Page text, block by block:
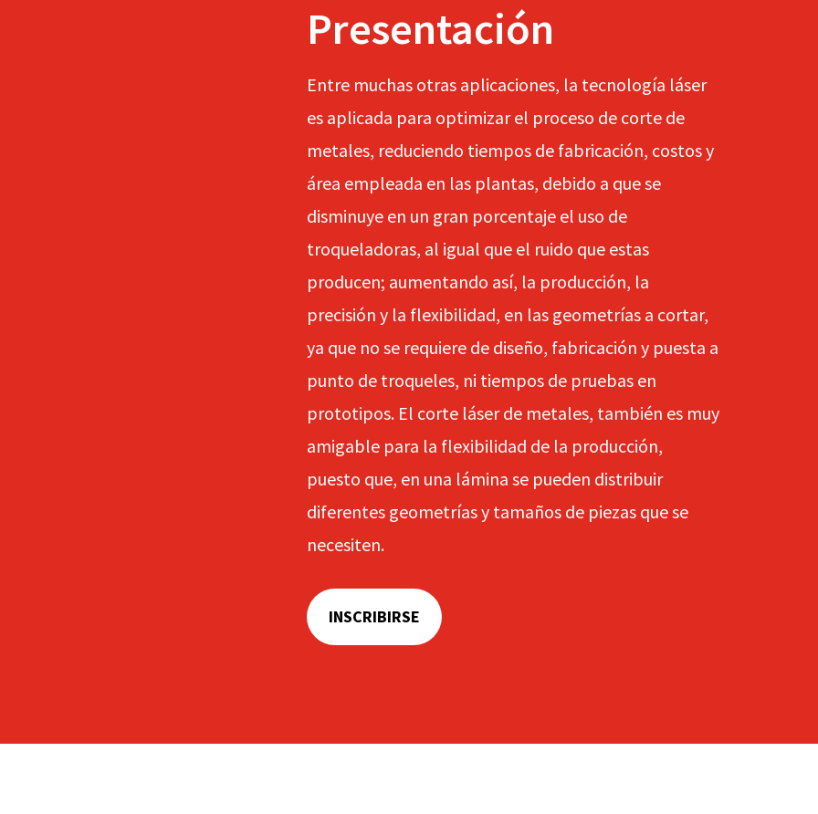
Presentación
Entre muchas otras aplicaciones, la tecnología láser
es aplicada para optimizar el proceso de corte de
metales, reduciendo tiempos de fabricación, costos y
área empleada en las plantas, debido a que se
disminuye en un gran porcentaje el uso de
troqueladoras, al igual que el ruido que estas
producen; aumentando así, la producción, la
precisión y la flexibilidad, en las geometrías a cortar,
ya que no se requiere de diseño, fabricación y puesta a
punto de troqueles, ni tiempos de pruebas en
prototipos. El corte láser de metales, también es muy
amigable para la flexibilidad de la producción,
puesto que, en una lámina se pueden distribuir
diferentes geometrías y tamaños de piezas que se
necesiten.
INSCRIBIRSE